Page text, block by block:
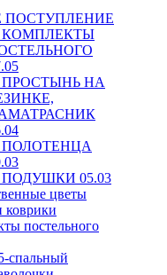
ПОСТУПЛЕНИЕ
КОМПЛЕКТЫ
ПРОСТЫНЬ НА
ПОЛОТЕНЦА
ПОДУШКИ 05.03
цветы
коврики
постельного
спальный